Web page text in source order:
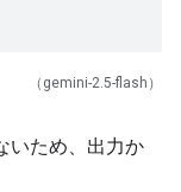
（gemini-2.5-flash）
いため、出力か